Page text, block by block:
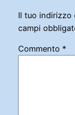
Il tuo indirizzo
campi
Commento *